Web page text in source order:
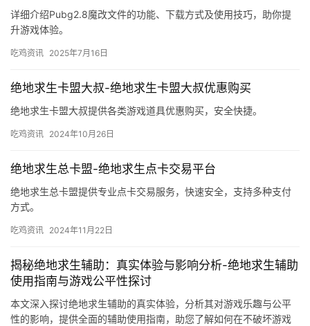
详细介绍Pubg2.8魔改文件的功能、下载方式及使用技巧，助你提
升游戏体验。
吃鸡资讯 2025年7月16日
绝地求生卡盟大叔-绝地求生卡盟大叔优惠购买
绝地求生卡盟大叔提供各类游戏道具优惠购买，安全快捷。
吃鸡资讯 2024年10月26日
绝地求生总卡盟-绝地求生点卡交易平台
绝地求生总卡盟提供专业点卡交易服务，快速安全，支持多种支付
方式。
吃鸡资讯 2024年11月22日
揭秘绝地求生辅助：真实体验与影响分析-绝地求生辅助
使用指南与游戏公平性探讨
本文深入探讨绝地求生辅助的真实体验，分析其对游戏乐趣与公平
性的影响，提供全面的辅助使用指南，助您了解如何在不破坏游戏